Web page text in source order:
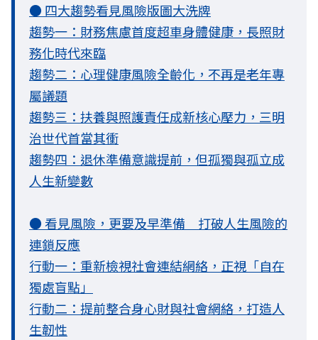
● 四大趨勢看見風險版圖大洗牌
趨勢一：財務焦慮首度超車身體健康，長照財
務化時代來臨
趨勢二：心理健康風險全齡化，不再是老年專
屬議題
趨勢三：扶養與照護責任成新核心壓力，三明
治世代首當其衝
趨勢四：退休準備意識提前，但孤獨與孤立成
人生新變數
● 看見風險，更要及早準備 打破人生風險的
連鎖反應
行動一：重新檢視社會連結網絡，正視「自在
獨處盲點」
行動二：提前整合身心財與社會網絡，打造人
生韌性